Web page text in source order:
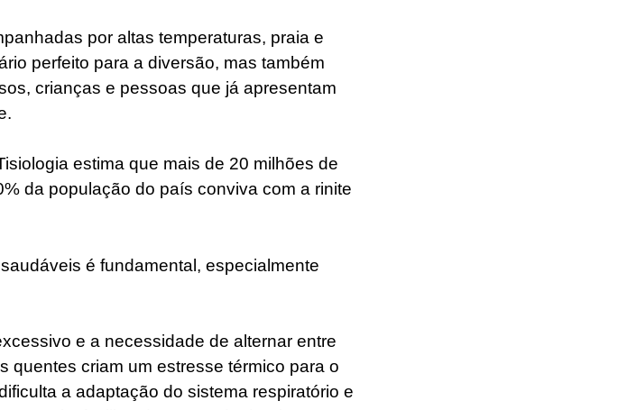
por altas temperaturas, praia e
perfeito para a diversão, mas também
crianças e pessoas que já apresentam
estima que mais de 20 milhões de
da população do país conviva com a rinite
é fundamental, especialmente
e a necessidade de alternar entre
quentes criam um estresse térmico para o
a adaptação do sistema respiratório e